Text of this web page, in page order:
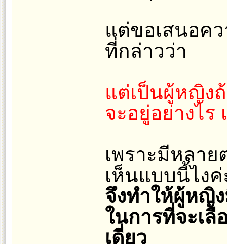
แต่ขอเสนอค
ที่กล่าวว่า
แต่เป็นผู้หญิง
จะอยู่อย่างไร
เพราะมีหลา
เห็นแบบนี้ไงค่
จึงทำให้ผู้หญิ
ในการที่จะเ
เดี่ยว